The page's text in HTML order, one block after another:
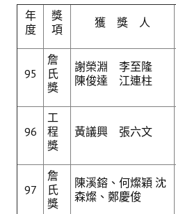
年
度
獎
項
獲 獎 人
95
詹
氏
獎
謝榮淵 李至隆
陳俊達 江連柱
96
工
程
獎
黃議興 張六文
97
詹
氏
獎
陳溪鎔、何燦穎 沈
森燦、鄭慶俊